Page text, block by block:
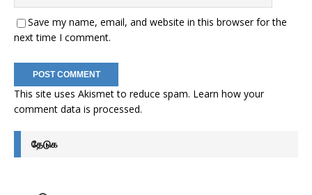
Save my name, email, and website in this browser for the
next time I comment.
This site uses Akismet to reduce spam. Learn how your
comment data is processed.
தேடுக